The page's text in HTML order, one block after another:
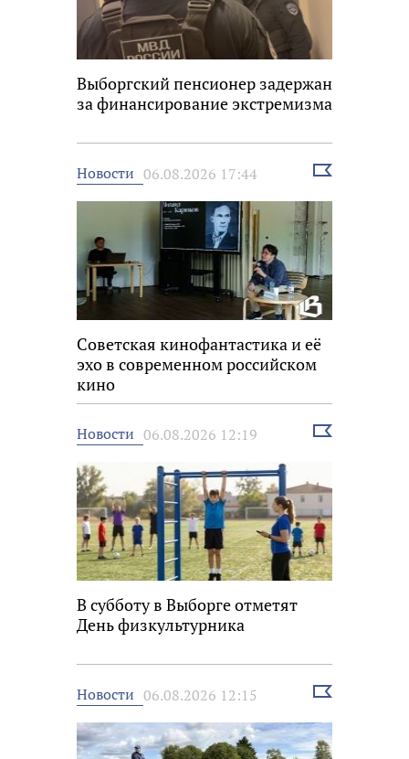
Выборгский пенсионер задержан
за финансирование экстремизма
Новости 06.08.2026 17:44
Выбрать
Советская кинофантастика и её
эхо в современном российском
кино
Новости 06.08.2026 12:19
Выбрать
В субботу в Выборге отметят
День физкультурника
Новости 06.08.2026 12:15
Выбрать